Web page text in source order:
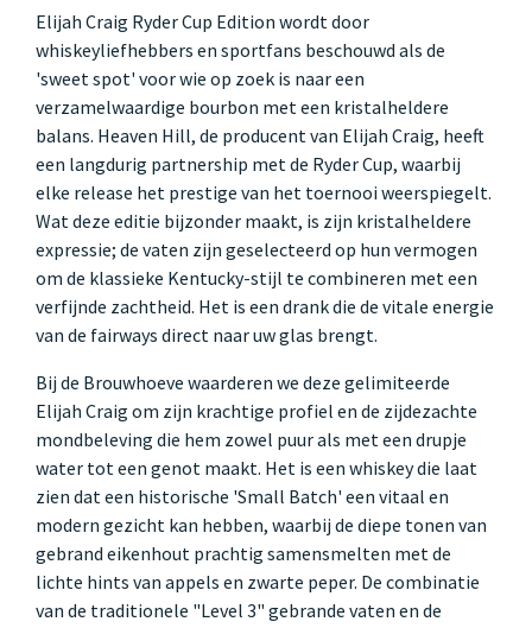
Elijah Craig Ryder Cup Edition wordt door
whiskeyliefhebbers en sportfans beschouwd als de
'sweet spot' voor wie op zoek is naar een
verzamelwaardige bourbon met een kristalheldere
balans. Heaven Hill, de producent van Elijah Craig, heeft
een langdurig partnership met de Ryder Cup, waarbij
elke release het prestige van het toernooi weerspiegelt.
Wat deze editie bijzonder maakt, is zijn kristalheldere
expressie; de vaten zijn geselecteerd op hun vermogen
om de klassieke Kentucky-stijl te combineren met een
verfijnde zachtheid. Het is een drank die de vitale energie
van de fairways direct naar uw glas brengt.
Bij de Brouwhoeve waarderen we deze gelimiteerde
Elijah Craig om zijn krachtige profiel en de zijdezachte
mondbeleving die hem zowel puur als met een drupje
water tot een genot maakt. Het is een whiskey die laat
zien dat een historische 'Small Batch' een vitaal en
modern gezicht kan hebben, waarbij de diepe tonen van
gebrand eikenhout prachtig samensmelten met de
lichte hints van appels en zwarte peper. De combinatie
van de traditionele "Level 3" gebrande vaten en de